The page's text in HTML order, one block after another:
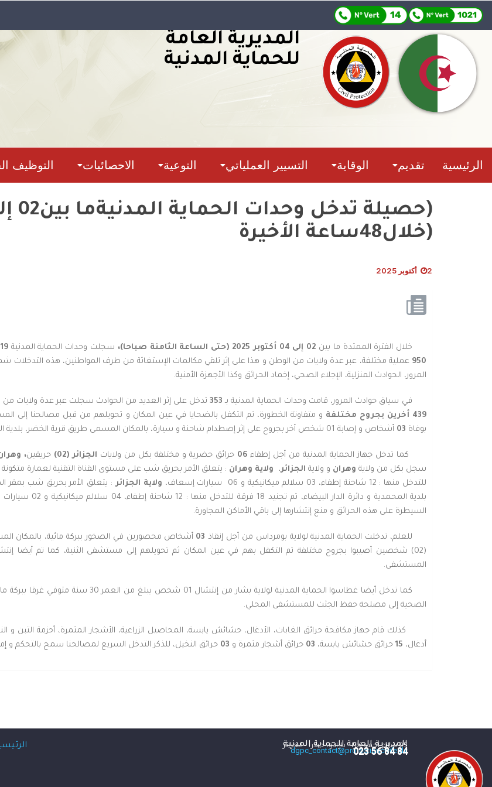
المديرية العامة
للحماية المدنية
الرئيسية تقديم الوقاية التسيير العملياتي التوعية الاحصائيات التوظيف
(خلال48ساعة الأخيرة
2 أكتوبر 2025
خلال الفترة الممتدة ما بين 02 إلى 04 أكتوبر 2025 (حتى الساعة الثامنة صباحا)، سجلت وحدات الحماية المدنية
950 عملية مختلفة، عبر عدة ولايات من الوطن و هذا على إثر تلقي مكالمات الإستغاثة من طرف المواطنين، هذه التدخلات
المرور، الحوادث المنزلية، الإجلاء الصحي، إخماد الحرائق وكذا الأجهزة الأمنية.
في سياق حوادث المرور، قامت وحدات الحماية المدنية بـ 353 تدخل على إثر العديد من الحوادث سجلت عبر عدة ولايات
439 أخرين بجروح مختلفة
و متفاوتة الخطورة، تم التكفل بالضحايا في عين المكان و تحويلهم من قبل مصالحنا إلى
بوفاة 03 أشخاص و إصابة 01 شخص أخر بجروح على إثر إصطدام شاحنة و سيارة، بالمكان المسمى طريق قرية الخضر، بلدية المحرة، دائرة شلالة.
كما تدخل جهاز الحماية المدنية من أجل إطفاء 06 حرائق حضرية و مختلفة بكل من ولايات الجزائر (02) حريقين، وهران
سجل بكل من ولاية وهران و ولاية الجزائر، ولاية وهران
للتدخل منها : 12 شاحنة إطفاء، 03 سلالم ميكانيكية و 06 سيارات إسعاف،
ولاية الجزائر: يتعلق الأمر بحريق شب بمقر
بلدية المحمدية و
السيطرة على هذه الحرائق و منع إنتشارها إلى باقي الأماكن المجاورة.
للعلم، تدخلت الحماية المدنية لولاية بومرداس من أجل إنقاذ 03 أشخاص محصورين في الصخور ببركة مائية، بالمكان
المستشفى.
كما تدخل أيضا غطاسوا الحماية المدنية لولاية
الضحية إلى مصلحة حفظ الجثث للمستشفى المحلي.
كذلك قام جهاز مكافحة حرائق الغابات، الأدغال، حشائش يابسة، المحاصيل الزراعية، الأشجار المثمرة، أحزمة التبن و
أدغال، 15 حرائق حشائش يابسة، 03 حرائق أشجار مثمرة و 03 حرائق النخيل، للذكر التدخل السريع لمصالحنا سمح بالتحكم و
المديرية العامة للحماية المدنية
05 شارع أحمد كارا - بارادو، حيدرا - الجزائر
dgpc_contact@protectioncivile.dz
84 84 56 023
84 84 56 023